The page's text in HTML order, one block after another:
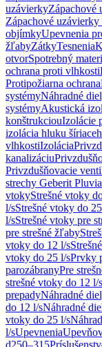
uzávierkyZápachové
Zápachové
objímkyUpevnenia
žľabyZátkyTesnenia
otvorSpotrebný
ochrana proti vlhkosti
Protipožiarna ochrana
systémyNáhradné
systémyAkustická
konštrukciouIzolácie
izolácia hluku
vlhkostiIzolácia
kanalizáciu
Privzdušňovacie
strechy Geberit Pluvia
vtokyStrešné vtoky
l/sStrešné vtoky do
l/sStrešné vtoky pre
pre strešné žľaby
vtoky do 12 l/s
vtoky do 25 l/sPrvky
parozábranyPre
strešné vtoky do 12 l/s
prepadyNáhradné
do 12 l/sNáhradné
vtoky do 25 l/s
l/sUpevnenia
d250–315